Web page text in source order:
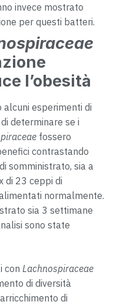
invece mostrato
per questi batteri.
l’obesità
esperimenti di
determinare se i
fossero
contrastando
somministrato, sia a
di 23 ceppi di
normalmente.
sia 3 settimane
sono state
con Lachnospiraceae
di diversità
di